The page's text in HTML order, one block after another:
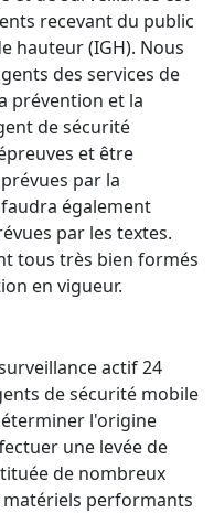
recevant du public
hauteur (IGH). Nous
des services de
prévention et la
de sécurité
et être
par la
également
par les textes.
tous très bien formés
en vigueur.
actif 24
de sécurité mobile
l'origine
une levée de
de nombreux
matériels performants